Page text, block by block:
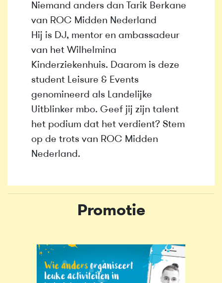
Niemand anders dan Tarik Berkane
van ROC Midden Nederland
Hij is DJ, mentor en ambassadeur
van het Wilhelmina
Kinderziekenhuis. Daarom is deze
student Leisure & Events
genomineerd als Landelijke
Uitblinker mbo. Geef jij zijn talent
het podium dat het verdient? Stem
op de trots van ROC Midden
Nederland.
Promotie